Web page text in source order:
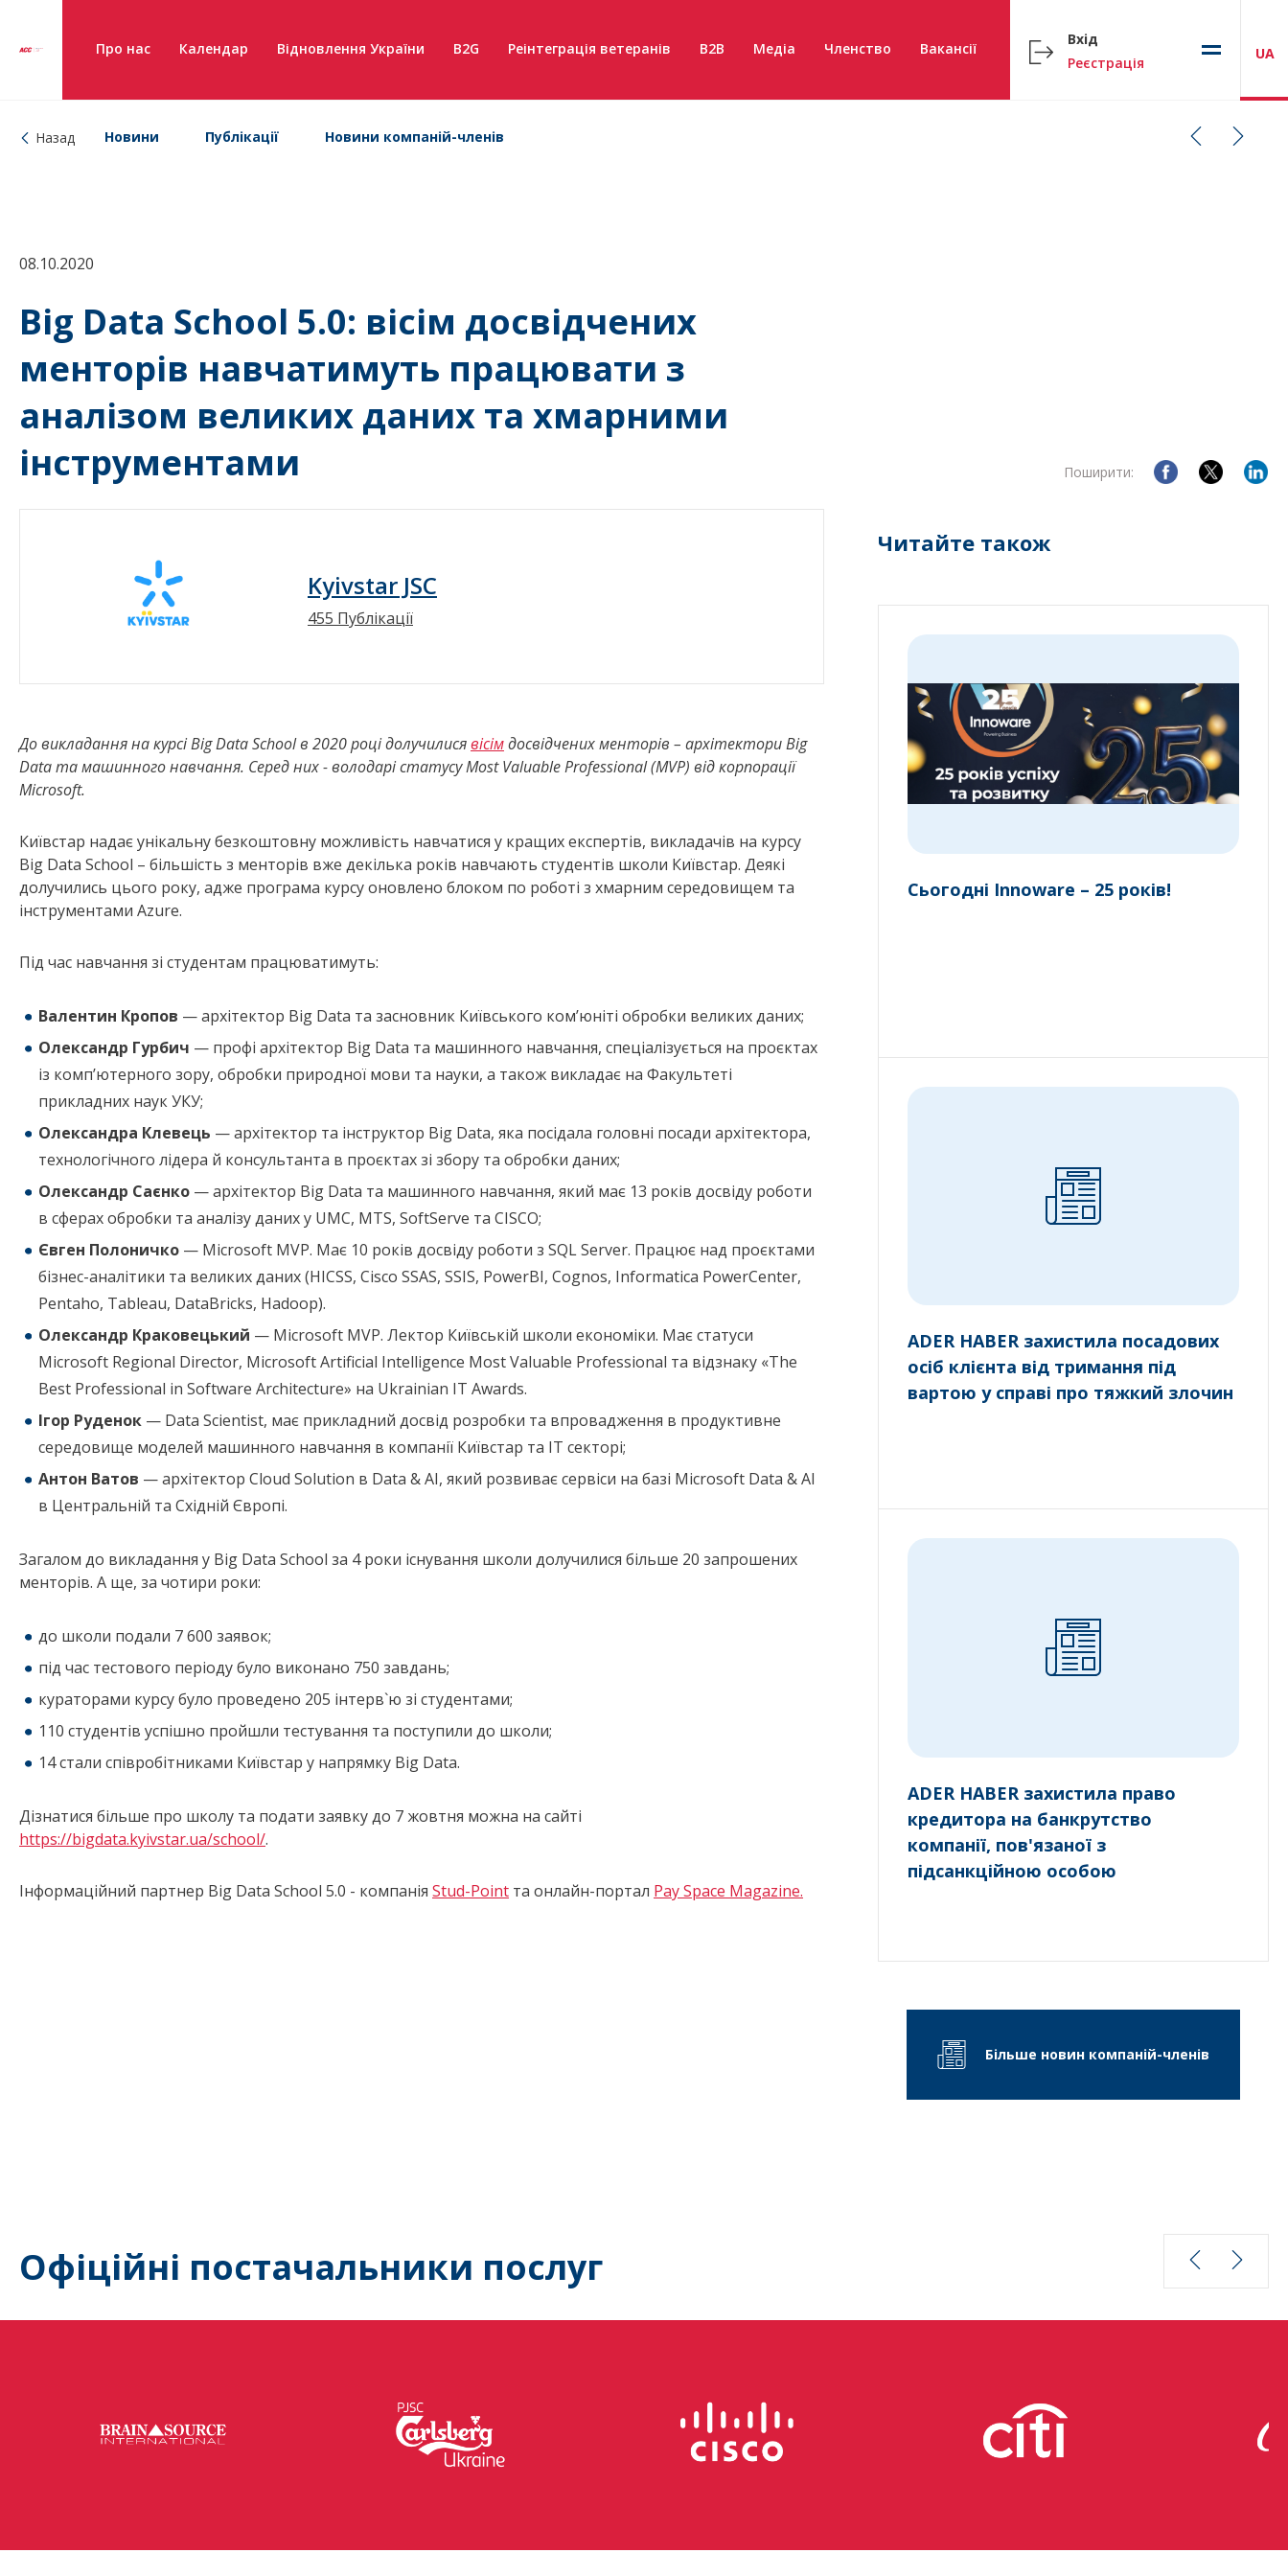
Про нас Календар Відновлення України B2G Реінтеграція ветеранів B2B Медіа Членство Вакансії
Вхід
Реєстрація
UA
Назад Новини Публікації Новини компаній-членів
08.10.2020
Big Data School 5.0: вісім досвідчених
менторів навчатимуть працювати з
аналізом великих даних та хмарними
інструментами
Поширити:
Kyivstar JSC
455 Публікації
До викладання на курсі Big Data School в 2020 році долучилисявісімдосвідчених менторів – архітектори Big
Data та машинного навчання. Серед них - володарі статусу Most Valuable Professional (MVP) від корпорації
Microsoft.
Київстар надає унікальну безкоштовну можливість навчатися у кращих експертів, викладачів на курсу
Big Data School – більшість з менторів вже декілька років навчають студентів школи Київстар. Деякі
долучились цього року, адже програма курсу оновлено блоком по роботі з хмарним середовищем та
інструментами Azure.
Під час навчання зі студентам працюватимуть:
Валентин Кропов — архітектор Big Data та засновник Київського ком’юніті обробки великих даних;
Олександр Гурбич — профі архітектор Big Data та машинного навчання, спеціалізується на проєктах
із комп’ютерного зору, обробки природної мови та науки, а також викладає на Факультеті
прикладних наук УКУ;
Олександра Клевець — архітектор та інструктор Big Data, яка посідала головні посади архітектора,
технологічного лідера й консультанта в проєктах зі збору та обробки даних;
Олександр Саєнко — архітектор Big Data та машинного навчання, який має 13 років досвіду роботи
в сферах обробки та аналізу даних у UMC, MTS, SoftServe та CISCO;
Євген Полоничко — Microsoft MVP. Має 10 років досвіду роботи з SQL Server. Працює над проєктами
бізнес-аналітики та великих даних (HICSS, Cisco SSAS, SSIS, PowerBI, Cognos, Informatica PowerCenter,
Pentaho, Tableau, DataBricks, Hadoop).
Олександр Краковецький — Microsoft MVP. Лектор Київській школи економіки. Має статуси
Microsoft Regional Director, Microsoft Artificial Intelligence Most Valuable Professional та відзнаку «The
Best Professional in Software Architecture» на Ukrainian IT Awards.
Ігор Руденок — Data Scientist, має прикладний досвід розробки та впровадження в продуктивне
середовище моделей машинного навчання в компанії Київстар та IT секторі;
Антон Ватов — архітектор Cloud Solution в Data & AI, який розвиває сервіси на базі Microsoft Data & AI
в Центральній та Східній Європі.
Загалом до викладання у Big Data School за 4 роки існування школи долучилися більше 20 запрошених
менторів. А ще, за чотири роки:
до школи подали 7 600 заявок;
під час тестового періоду було виконано 750 завдань;
кураторами курсу було проведено 205 інтерв`ю зі студентами;
110 студентів успішно пройшли тестування та поступили до школи;
14 стали співробітниками Київстар у напрямку Big Data.
Дізнатися більше про школу та подати заявку до 7 жовтня можна на сайті
https://bigdata.kyivstar.ua/school/.
Інформаційний партнер Big Data School 5.0 - компанія Stud-Point та онлайн-портал Pay Space Magazine.
Читайте також
Сьогодні Innoware – 25 років!
ADER HABER захистила посадових
осіб клієнта від тримання під
вартою у справі про тяжкий злочин
ADER HABER захистила право
кредитора на банкрутство
компанії, пов'язаної з
підсанкційною особою
Більше новин компаній-членів
Офіційні постачальники послуг